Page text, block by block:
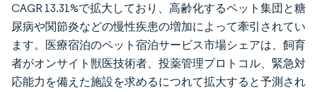
CAGR 13.31%で拡大しており、高齢化するペット集団と糖
尿病や関節炎などの慢性疾患の増加によって牽引されてい
ます。医療宿泊のペット宿泊サービス市場シェアは、飼育
者がオンサイト獣医技術者、投薬管理プロトコル、緊急対
応能力を備えた施設を求めるにつれて拡大すると予測され